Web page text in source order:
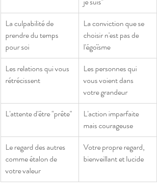
La culpabilité de
prendre du temps
pour soi
La conviction que se
choisir n'est pas de
l'égoïsme
Les relations qui vous
rétrécissent
Les personnes qui
vous voient dans
votre grandeur
L'attente d'être "prête"
L'action imparfaite
mais courageuse
Le regard des autres
comme étalon de
votre valeur
Votre propre regard,
bienveillant et lucide